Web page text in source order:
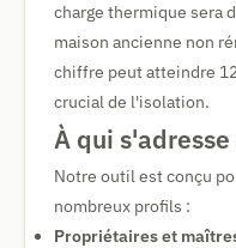
charge thermique sera
maison ancienne non
chiffre peut atteindre
crucial de l'isolation.
À qui
Notre outil est conçu
nombreux profils :
Propriétaires et